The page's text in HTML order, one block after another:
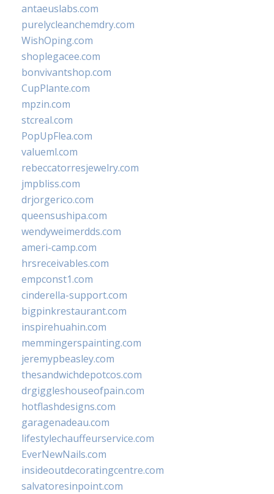
antaeuslabs.com
purelycleanchemdry.com
WishOping.com
shoplegacee.com
bonvivantshop.com
CupPlante.com
mpzin.com
stcreal.com
PopUpFlea.com
valueml.com
rebeccatorresjewelry.com
jmpbliss.com
drjorgerico.com
queensushipa.com
wendyweimerdds.com
ameri-camp.com
hrsreceivables.com
empconst1.com
cinderella-support.com
bigpinkrestaurant.com
inspirehuahin.com
memmingerspainting.com
jeremypbeasley.com
thesandwichdepotcos.com
drgiggleshouseofpain.com
hotflashdesigns.com
garagenadeau.com
lifestylechauffeurservice.com
EverNewNails.com
insideoutdecoratingcentre.com
salvatoresinpoint.com